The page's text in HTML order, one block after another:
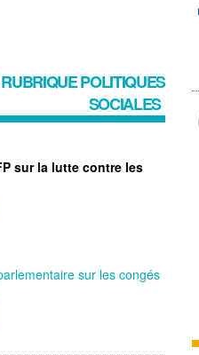
POLITIQUES
SOCIALES
sur la lutte contre les
sur les congés